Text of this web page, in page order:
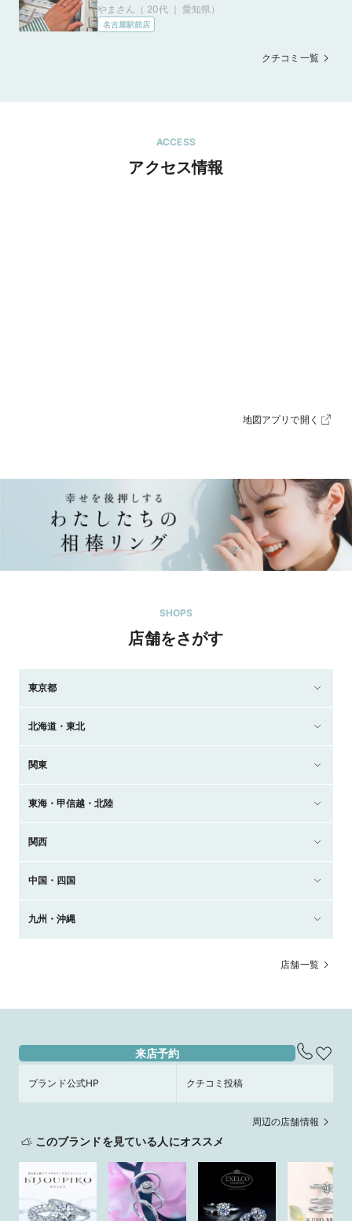
タッフの対応も丁寧で安心して選べました。ア
フターサービスが充実しているので、長く大切
やまさん（ 20代 ｜ 愛知県）
名古屋駅前店
クチコミ一覧
ACCESS
アクセス情報
地図アプリで開く
SHOPS
店舗をさがす
東京都
北海道・東北
関東
東海・甲信越・北陸
関西
中国・四国
九州・沖縄
店舗一覧
来店予約
ブランド公式HP クチコミ投稿
周辺の店舗情報
このブランドを見ている人にオススメ